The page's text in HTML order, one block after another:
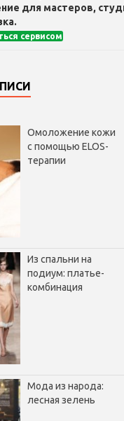
для мастеров,
сервисом
Омоложение кожи
с помощью ELOS-
терапии
Из спальни на
подиум: платье-
комбинация
Мода из народа:
лесная зелень